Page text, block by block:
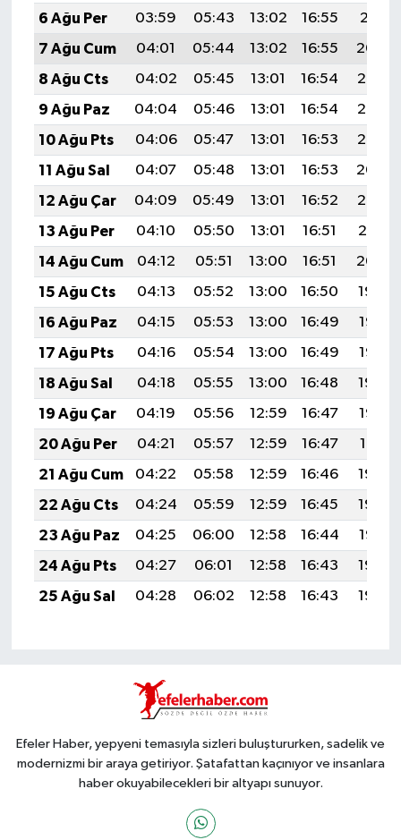
6 Ağu Per
03:59 05:43 13:02 16:55
20:11
7 Ağu Cum
04:01 05:44 13:02 16:55
20:09
8 Ağu Cts
04:02 05:45 13:01 16:54
20:08
9 Ağu Paz
04:04 05:46 13:01 16:54
20:07
10 Ağu Pts
04:06 05:47 13:01 16:53
20:05
11 Ağu Sal
04:07 05:48 13:01 16:53
20:04
12 Ağu Çar
04:09 05:49 13:01 16:52
20:03
13 Ağu Per
04:10 05:50 13:01 16:51
20:01
14 Ağu Cum
04:12 05:51 13:00 16:51
20:00
15 Ağu Cts
04:13 05:52 13:00 16:50
19:59
16 Ağu Paz
04:15 05:53 13:00 16:49
19:57
17 Ağu Pts
04:16 05:54 13:00 16:49
19:56
18 Ağu Sal
04:18 05:55 13:00 16:48
19:54
19 Ağu Çar
04:19 05:56 12:59 16:47
19:53
20 Ağu Per
04:21 05:57 12:59 16:47
19:51
21 Ağu Cum
04:22 05:58 12:59 16:46
19:50
22 Ağu Cts
04:24 05:59 12:59 16:45
19:48
23 Ağu Paz
04:25 06:00 12:58 16:44
19:47
24 Ağu Pts
04:27 06:01 12:58 16:43
19:45
25 Ağu Sal
04:28 06:02 12:58 16:43 19:44
Efeler Haber, yepyeni temasıyla sizleri buluştururken, sadelik ve
modernizmi bir araya getiriyor. Şatafattan kaçınıyor ve insanlara
haber okuyabilecekleri bir altyapı sunuyor.